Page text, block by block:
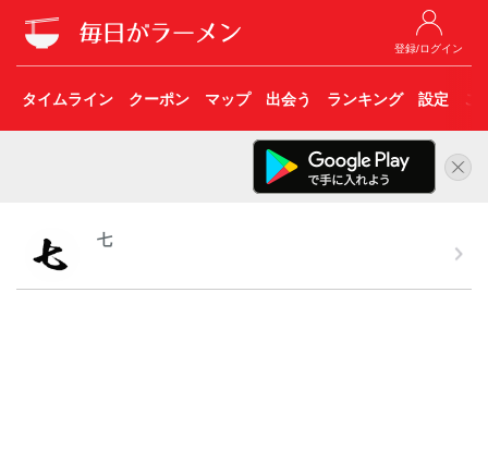
登録/ログイン
タイムライン クーポン マップ 出会う ランキング 設定 こ
七